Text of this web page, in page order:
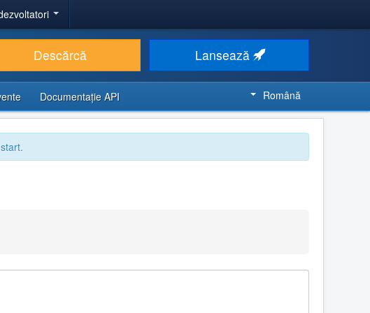
Descărcă Lansează
Documentaţie API Română